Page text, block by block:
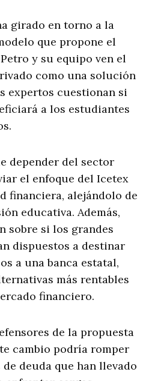
girado en torno a la
que propone el
y su equipo ven el
como una solución
expertos cuestionan si
a los estudiantes
depender del sector
el enfoque del Icetex
financiera, alejándolo de
educativa. Además,
sobre si los grandes
dispuestos a destinar
a una banca estatal,
más rentables
financiero.
de la propuesta
cambio podría romper
deuda que han llevado